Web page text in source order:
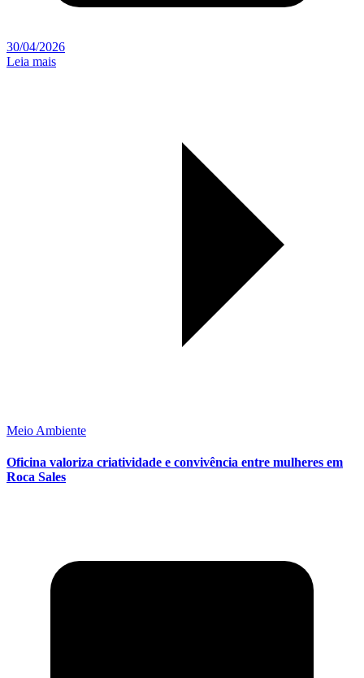
30/04/2026
Leia mais
Meio Ambiente
Oficina valoriza criatividade e convivência entre mulheres em
Roca Sales